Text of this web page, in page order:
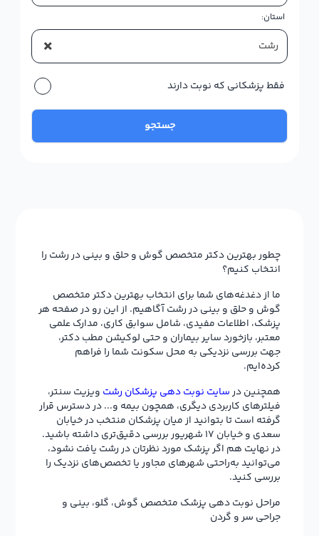
رشت
فقط پزشکانی که نوبت دارند
ما از دغدغه‌های شما برای انتخاب بهترین دکتر متخصص
پزشک، اطلاعات مفیدی، شامل سوابق کاری، مدارک علمی
معتبر، بازخورد سایر بیماران و حتی لوکیشن مطب دکتر،
جهت بررسی نزدیکی به محل سکونت شما را فراهم
کرده‌ایم.
همچنین در
گرفته است تا بتوانید از میان پزشکان منتخب در خیابان
سعدی و خیابان 17 شهریور بررسی دقیق‌تری داشته باشید.
در نهایت هم اگر پزشک مورد نظرتان در رشت یافت نشود،
می‌توانید به‌راحتی شهرهای مجاور یا تخصص‌های نزدیک را
بررسی کنید.
مراحل نوبت دهی پزشک متخصص گوش، گلو، بینی و
رزرو نوبت دکتر متخصص گوش، گلو، بینی و جراحی سر و